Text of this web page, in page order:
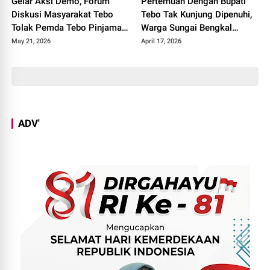
Diskusi Masyarakat Tebo
Tolak Pemda Tebo Pinjaman
PT SMI
May 21, 2026
Tebo Tak Kunjung Dipenuhi,
Warga Sungai Bengkal
Geruduk Kantor Camat Tebo
April 17, 2026
ADV'